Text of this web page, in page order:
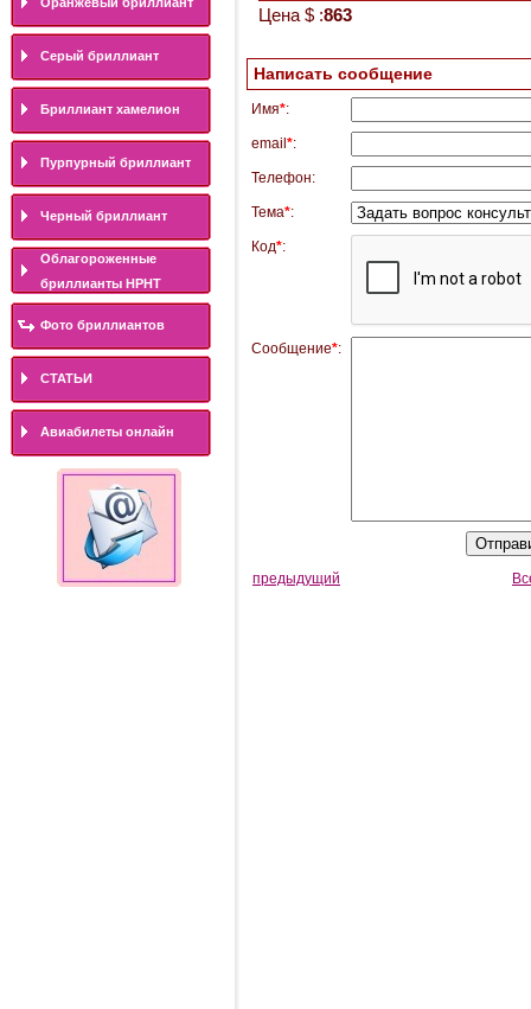
Серый бриллиант
Бриллиант хамелион
Пурпурный бриллиант
Черный бриллиант
Облагороженные
бриллианты HPHT
Фото бриллиантов
СТАТЬИ
Авиабилеты онлайн
Цена $ :863
Написать сообщение
Имя*:
email*:
Телефон:
Тема*:
Код*:
Сообщение*:
предыдущий